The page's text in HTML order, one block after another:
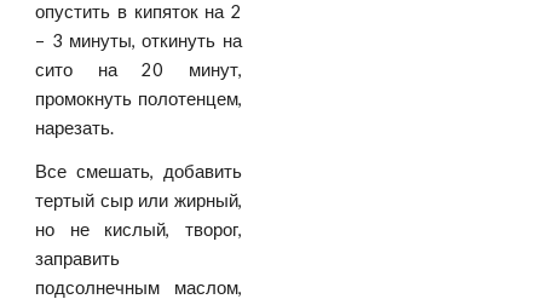
опустить в кипяток на 2
– 3 минуты, откинуть на
сито на 20 минут,
промокнуть полотенцем,
нарезать.
Все смешать, добавить
тертый сыр или жирный,
но не кислый, творог,
заправить
подсолнечным маслом,